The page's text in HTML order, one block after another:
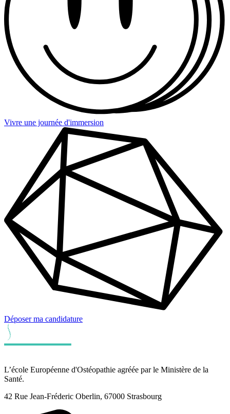
Vivre une journée d'immersion
Déposer ma candidature
L’école Européenne d'Ostéopathie agréée par le Ministère de la
Santé.
42 Rue Jean-Fréderic Oberlin, 67000 Strasbourg